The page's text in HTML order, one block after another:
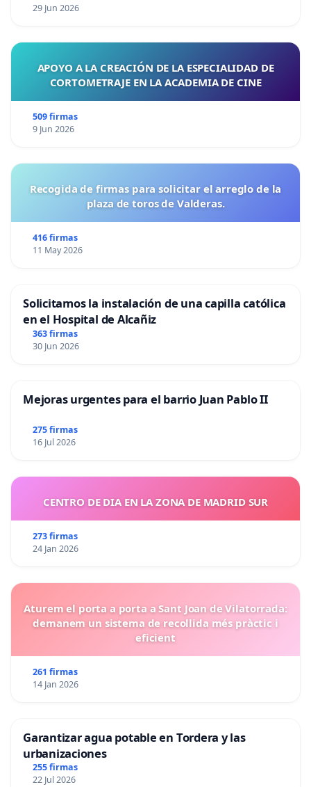
29 Jun 2026
APOYO A LA CREACIÓN DE LA ESPECIALIDAD DE
CORTOMETRAJE EN LA ACADEMIA DE CINE
509 firmas
9 Jun 2026
Recogida de firmas para solicitar el arreglo de la
plaza de toros de Valderas.
416 firmas
11 May 2026
Solicitamos la instalación de una capilla católica
en el Hospital de Alcañiz
363 firmas
30 Jun 2026
Mejoras urgentes para el barrio Juan Pablo II
275 firmas
16 Jul 2026
CENTRO DE DIA EN LA ZONA DE MADRID SUR
273 firmas
24 Jan 2026
Aturem el porta a porta a Sant Joan de Vilatorrada:
demanem un sistema de recollida més pràctic i
eficient
261 firmas
14 Jan 2026
Garantizar agua potable en Tordera y las
urbanizaciones
255 firmas
22 Jul 2026